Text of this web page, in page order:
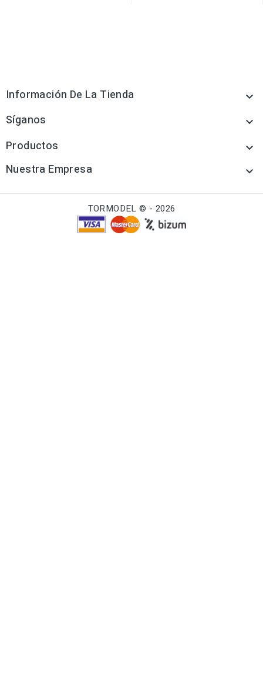
Información De La Tienda 
Síganos 
Productos 
Nuestra Empresa 
TORMODEL © - 2026